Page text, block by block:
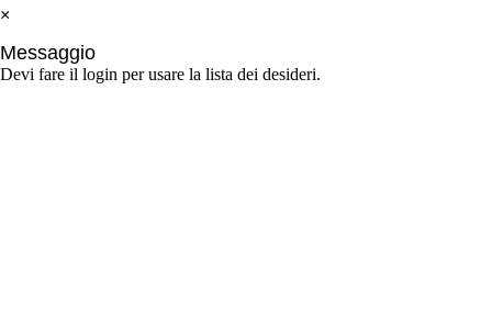
×
Messaggio
Devi fare il login per usare la lista dei desideri.